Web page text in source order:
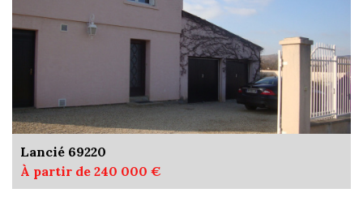
Lancié 69220
À partir de 240 000 €